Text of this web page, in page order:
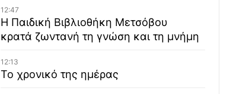
12:47
Η Παιδική Βιβλιοθήκη Μετσόβου
κρατά ζωντανή τη γνώση και τη μνήμη
12:13
Το χρονικό της ημέρας